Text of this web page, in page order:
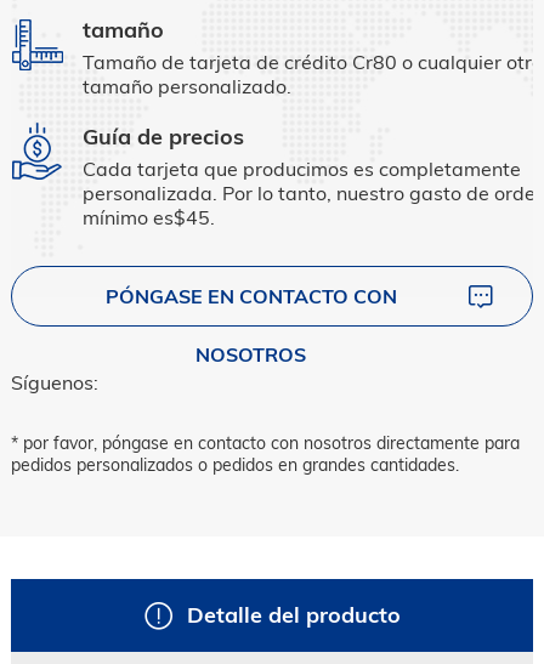
tamaño
Tamaño de tarjeta de crédito Cr80 o cualquier otro
tamaño personalizado.
Guía de precios
Cada tarjeta que producimos es completamente
personalizada. Por lo tanto, nuestro gasto de
mínimo es$45.
PÓNGASE EN CONTACTO CON
NOSOTROS
Síguenos:
* por favor, póngase en contacto con nosotros directamente para
pedidos personalizados o pedidos en grandes cantidades.
Detalle del producto